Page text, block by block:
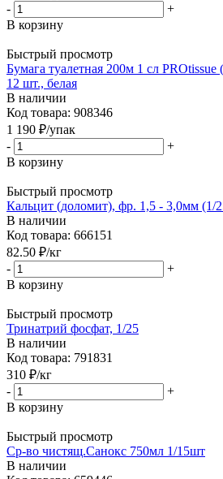
-
+
В корзину
Быстрый просмотр
Бумага туалетная 200м 1 сл
12 шт., белая
В наличии
Код товара: 908346
1 190 ₽/упак
-
+
В корзину
Быстрый просмотр
Кальцит (доломит), фр. 1,5 - 3,0мм (1/
В наличии
Код товара: 666151
82.50 ₽/кг
-
+
В корзину
Быстрый просмотр
Тринатрий фосфат, 1/25
В наличии
Код товара: 791831
310 ₽/кг
-
+
В корзину
Быстрый просмотр
Ср-во чистящ.Санокс 750мл 1/15шт
В наличии